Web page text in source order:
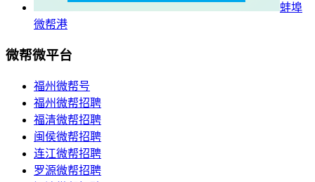
蚌埠
微帮港
微帮微平台
福州微帮号
福州微帮招聘
福清微帮招聘
闽侯微帮招聘
连江微帮招聘
罗源微帮招聘